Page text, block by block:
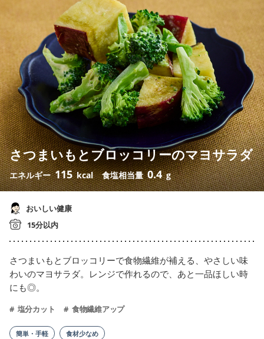
さつまいもとブロッコリーのマヨサラダ
エネルギー115 kcal 食塩相当量0.4 g
おいしい健康
15分以内
さつまいもとブロッコリーで食物繊維が補える、やさしい味
わいのマヨサラダ。レンジで作れるので、あと一品ほしい時
にも◎。
塩分カット 食物繊維アップ
簡単・手軽 食材少なめ